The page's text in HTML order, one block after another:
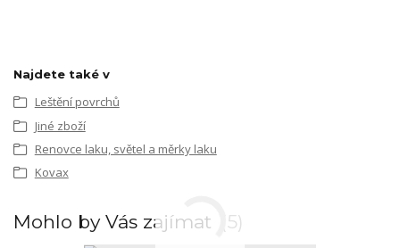
Najdete také v
Leštění povrchů
Jiné zboží
Renovce laku, světel a měrky laku
Kovax
Mohlo by Vás zajímat 5